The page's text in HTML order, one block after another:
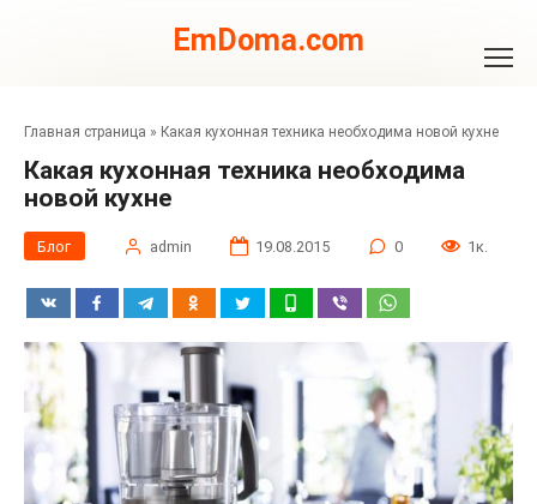
EmDoma.com
Главная страница » Какая кухонная техника необходима новой кухне
Какая кухонная техника необходима
новой кухне
Блог admin 19.08.2015 0 1к.